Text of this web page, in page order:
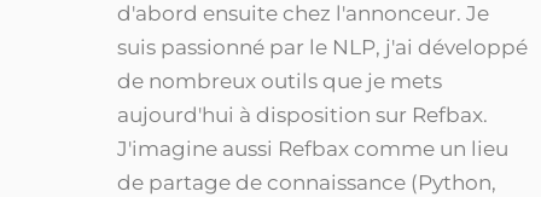
d'abord ensuite chez l'annonceur. Je
suis passionné par le NLP, j'ai développé
de nombreux outils que je mets
aujourd'hui à disposition sur Refbax.
J'imagine aussi Refbax comme un lieu
de partage de connaissance (Python,